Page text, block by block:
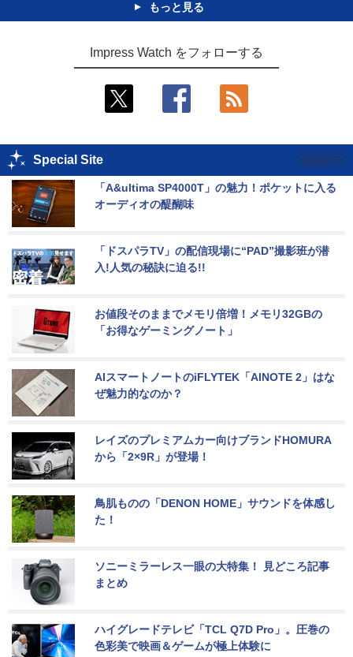
もっと見る
Impress Watch をフォローする
Special Site
「A&ultima SP4000T」の魅力！ポケットに入る
オーディオの醍醐味
「ドスパラTV」の配信現場に“PAD”撮影班が潜
入!人気の秘訣に迫る!!
お値段そのままでメモリ倍増！メモリ32GBの
「お得なゲーミングノート」
AIスマートノートのiFLYTEK「AINOTE 2」はな
ぜ魅力的なのか？
レイズのプレミアムカー向けブランドHOMURA
から「2×9R」が登場！
鳥肌ものの「DENON HOME」サウンドを体感し
た！
ソニーミラーレス一眼の大特集！ 見どころ記事
まとめ
ハイグレードテレビ「TCL Q7D Pro」。圧巻の
色彩美で映画＆ゲームが極上体験に